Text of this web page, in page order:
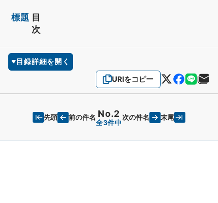
標題 目
次
目録詳細を開く
URIをコピー
先頭 前の件名 No.2
全3件中
次の件名 末尾